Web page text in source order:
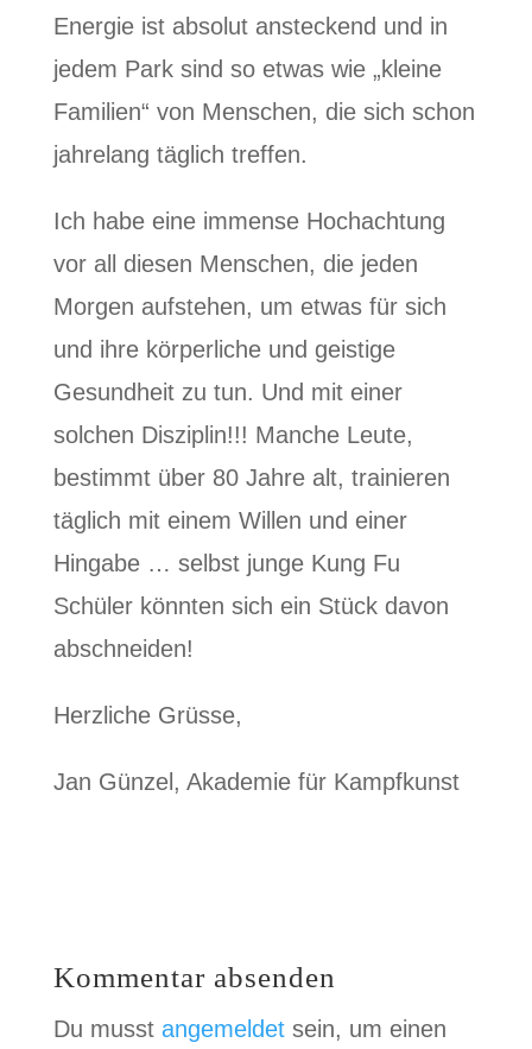
Energie ist absolut ansteckend und in
jedem Park sind so etwas wie „kleine
Familien“ von Menschen, die sich schon
jahrelang täglich treffen.
Ich habe eine immense Hochachtung
vor all diesen Menschen, die jeden
Morgen aufstehen, um etwas für sich
und ihre körperliche und geistige
Gesundheit zu tun. Und mit einer
solchen Disziplin!!! Manche Leute,
bestimmt über 80 Jahre alt, trainieren
täglich mit einem Willen und einer
Hingabe … selbst junge Kung Fu
Schüler könnten sich ein Stück davon
abschneiden!
Herzliche Grüsse,
Jan Günzel, Akademie für Kampfkunst
Kommentar absenden
Du musst angemeldetsein, um einen